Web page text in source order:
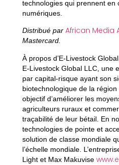
technologies qui prennent en
numériques.
Distribué par African Media
Mastercard.
À propos d’E-Livestock Global
E-Livestock Global LLC, une
par capital-risque ayant son
biotechnologique de la
objectif d’améliorer les
agriculteurs ruraux et
traçabilité de leur bétail. En
technologies de pointe et
solution de classe mondiale
l’échelle mondiale.
Light et Max Makuvise